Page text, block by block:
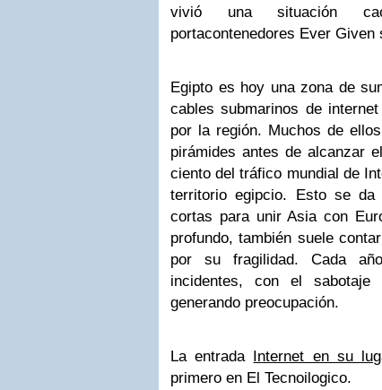
vivió una situación
portacontenedores Ever Given
Egipto es hoy una zona de
cables submarinos de
por la región. Muchos de
pirámides antes de alcanzar
ciento del tráfico mundial de
territorio egipcio. Esto se
cortas para unir Asia con
profundo, también suele
por su fragilidad. Cada
incidentes, con el
generando preocupación.
La entrada Internet en su
primero en El Tecnoilogico.